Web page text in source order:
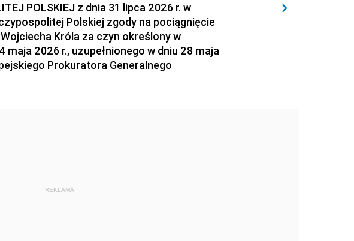
POLSKIEJ z dnia 31 lipca 2026 r. w
Polskiej zgody na pociągnięcie
Króla za czyn określony w
2026 r., uzupełnionego w dniu 28 maja
Prokuratora Generalnego
REKLAMA